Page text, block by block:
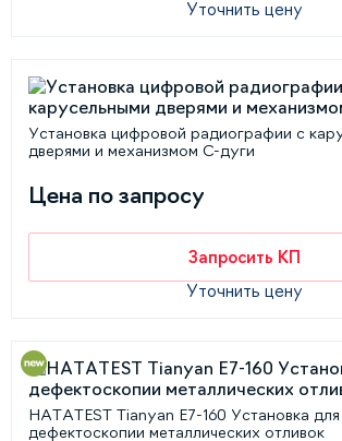
Уточнить цену
Установка цифровой радиографии с
дверями и механизмом С-дуги
Цена по запросу
Запросить КП
Уточнить цену
HATATEST Tianyan E7-160 Установка для
дефектоскопии металлических отливок